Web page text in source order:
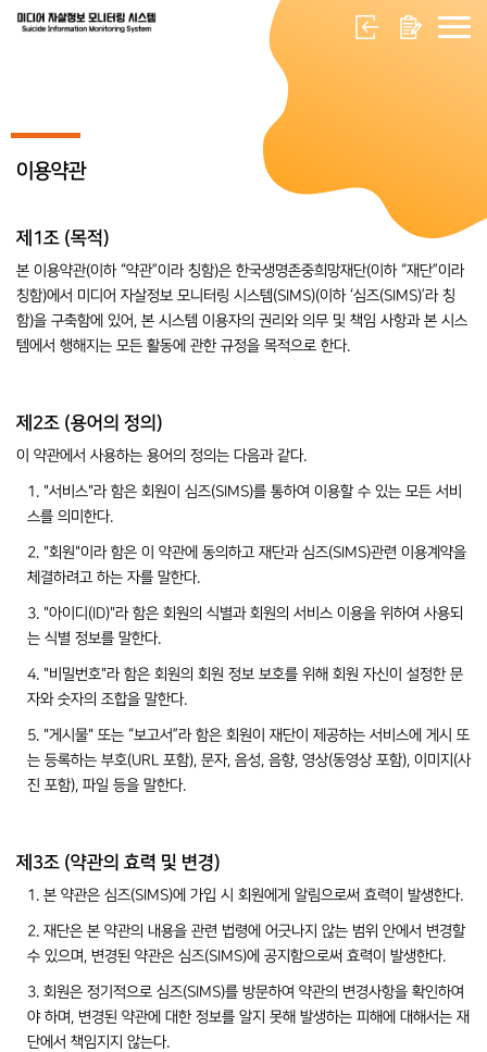
이용약관
제1조 (목적)
본 이용약관(이하 “약관”이라 칭함)은 한국생명존중희망재단(이하 “재단”이라
칭함)에서 미디어 자살정보 모니터링 시스템(SIMS)(이하 ‘심즈(SIMS)’라 칭
함)을 구축함에 있어, 본 시스템 이용자의 권리와 의무 및 책임 사항과 본 시스
템에서 행해지는 모든 활동에 관한 규정을 목적으로 한다.
제2조 (용어의 정의)
이 약관에서 사용하는 용어의 정의는 다음과 같다.
1. "서비스"라 함은 회원이 심즈(SIMS)를 통하여 이용할 수 있는 모든 서비
스를 의미한다.
2. "회원"이라 함은 이 약관에 동의하고 재단과 심즈(SIMS)관련 이용계약을
체결하려고 하는 자를 말한다.
3. "아이디(ID)"라 함은 회원의 식별과 회원의 서비스 이용을 위하여 사용되
는 식별 정보를 말한다.
4. "비밀번호"라 함은 회원의 회원 정보 보호를 위해 회원 자신이 설정한 문
자와 숫자의 조합을 말한다.
5. "게시물" 또는 “보고서”라 함은 회원이 재단이 제공하는 서비스에 게시 또
는 등록하는 부호(URL 포함), 문자, 음성, 음향, 영상(동영상 포함), 이미지(사
진 포함), 파일 등을 말한다.
제3조 (약관의 효력 및 변경)
1. 본 약관은 심즈(SIMS)에 가입 시 회원에게 알림으로써 효력이 발생한다.
2. 재단은 본 약관의 내용을 관련 법령에 어긋나지 않는 범위 안에서 변경할
수 있으며, 변경된 약관은 심즈(SIMS)에 공지함으로써 효력이 발생한다.
3. 회원은 정기적으로 심즈(SIMS)를 방문하여 약관의 변경사항을 확인하여
야 하며, 변경된 약관에 대한 정보를 알지 못해 발생하는 피해에 대해서는 재
단에서 책임지지 않는다.